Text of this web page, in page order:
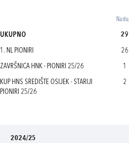
UKUPNO 29
1. NL PIONIRI 26
ZAVRŠNICA HNK - PIONIRI 25/26 1
KUP HNS SREDIŠTE OSIJEK - STARIJI
PIONIRI 25/26
2
2024/25